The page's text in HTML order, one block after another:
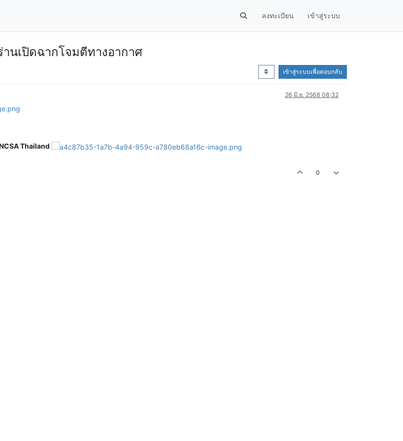
ลงทะเบียน เข้าสู่ระบบ
นเปิดฉากโจมตีทางอากาศ
เข้าสู่ระบบเพื่อตอบกลับ
26 มิ.ย. 2568 08:32
Thailand
0